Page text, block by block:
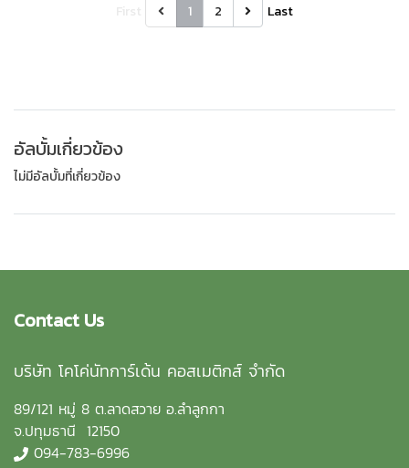
1 2 Last
อัลบั้มเกี่ยวข้อง
ไม่มีอัลบั้มที่เกี่ยวข้อง
Contact Us
บริษัท โคโค่นัทการ์เด้น คอสเมติกส์ จำกัด
89/121 หมู่ 8 ต.ลาดสวาย อ.ลำลูกกา
จ.ปทุมธานี 12150
094-783-6996